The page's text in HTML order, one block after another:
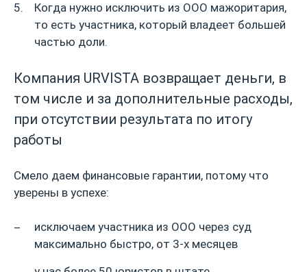
Когда нужно исключить из ООО мажоритария,
то есть участника, который владеет большей
частью доли.
Компания URVISTA возвращает деньги, в
том числе и за дополнительные расходы,
при отсутствии результата по итогу
работы
Смело даем финансовые гарантии, потому что
уверены в успехе:
исключаем участника из ООО через суд
максимально быстро, от 3-х месяцев